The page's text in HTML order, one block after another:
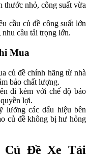
thước nhỏ, công suất vừa
cầu củ đề công suất lớn
cầu tải trọng lớn.
Mua
củ đề chính hãng từ nhà
bảo chất lượng.
đi kèm với chế độ bảo
lợi.
lưỡng các dấu hiệu bên
củ đề không bị hư hỏng
Củ Đề Xe Tải